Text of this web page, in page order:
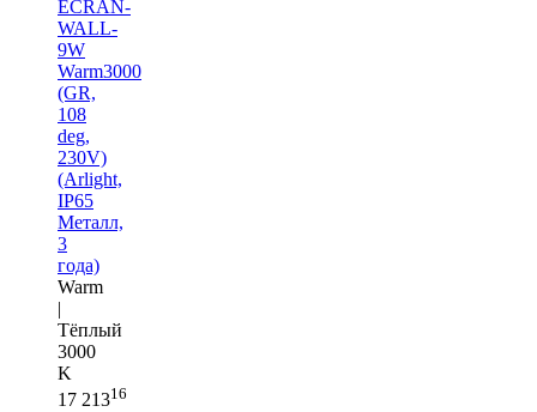
ECRAN-
WALL-
9W
Warm3000
(GR,
108
deg,
230V)
(Arlight,
IP65
Металл,
3
года)
Warm
|
Тёплый
3000
K
17 21316